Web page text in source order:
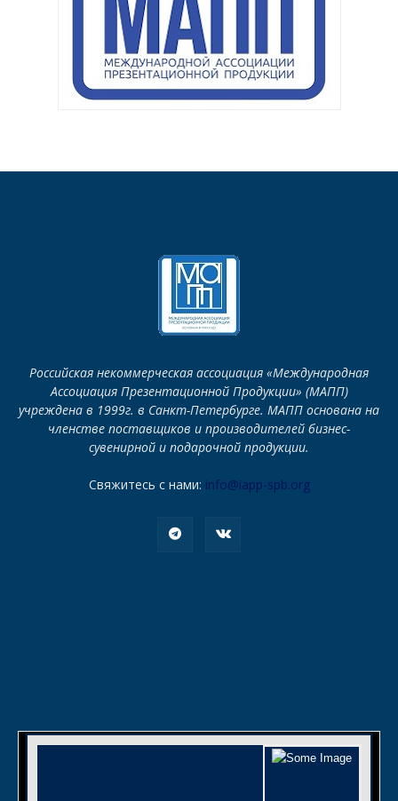
Российская некоммерческая ассоциация «Международная
Ассоциация Презентационной Продукции» (МАПП)
учреждена в 1999г. в Санкт-Петербурге. МАПП основана на
членстве поставщиков и производителей бизнес-
сувенирной и подарочной продукции.
Свяжитесь с нами: info@iapp-spb.org